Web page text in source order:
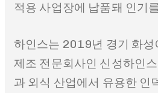
적용 사업장에 납품돼 인기
하인스는 2019년 경기 화성
제조 전문회사인 신성하인
과 외식 산업에서 유용한 인